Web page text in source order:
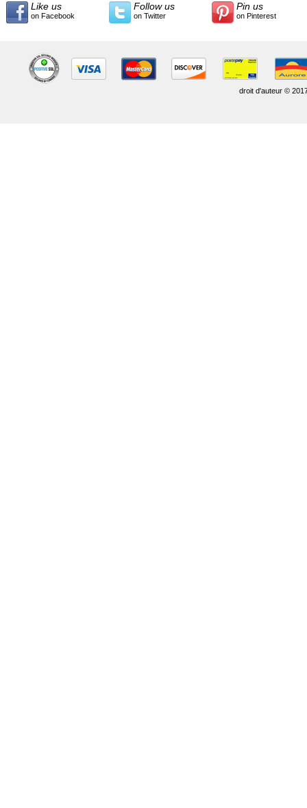
Like us
on Facebook
Follow us
on Twitter
Pin us
on Pinterest
droit d'auteur ©